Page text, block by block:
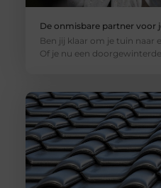
De onmisbare partner voor
Ben jij klaar om je tuin naar
Of je nu een